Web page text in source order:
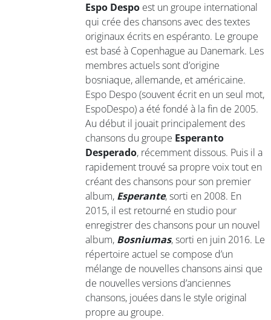
Espo Despo est un groupe international
qui crée des chansons avec des textes
originaux écrits en espéranto. Le groupe
est basé à Copenhague au Danemark. Les
membres actuels sont d’origine
bosniaque, allemande, et américaine.
Espo Despo (souvent écrit en un seul mot,
EspoDespo) a été fondé à la fin de 2005.
Au début il jouait principalement des
chansons du groupe Esperanto
Desperado, récemment dissous. Puis il a
rapidement trouvé sa propre voix tout en
créant des chansons pour son premier
album, Esperante, sorti en 2008. En
2015, il est retourné en studio pour
enregistrer des chansons pour un nouvel
album, Bosniumas, sorti en juin 2016. Le
répertoire actuel se compose d’un
mélange de nouvelles chansons ainsi que
de nouvelles versions d’anciennes
chansons, jouées dans le style original
propre au groupe.